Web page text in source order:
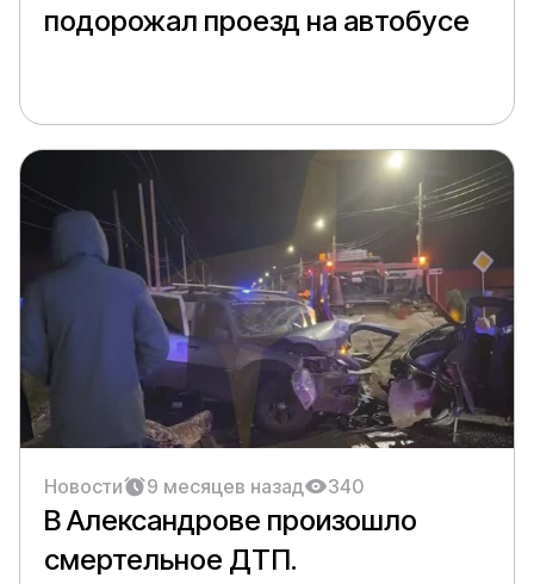
подорожал проезд на автобусе
Новости 9 месяцев назад 340
В Александрове произошло
смертельное ДТП.